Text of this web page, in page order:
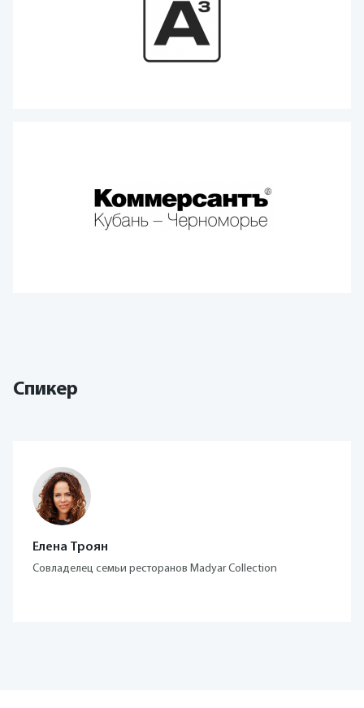
Спикер
Елена Троян
Совладелец семьи ресторанов Madyar Collection